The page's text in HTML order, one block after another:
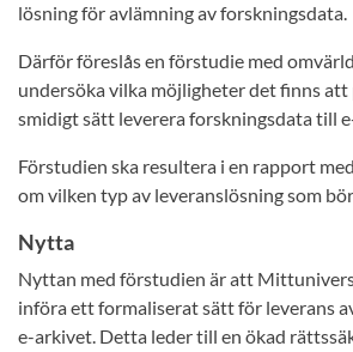
lösning för avlämning av forskningsdata.
Därför föreslås en förstudie med
undersöka vilka möjligheter det finns att
smidigt sätt leverera forskningsdata till
Förstudien ska resultera i en rapport
om vilken typ av leveranslösning som
Nytta
Nyttan med förstudien är att
införa ett formaliserat sätt för leverans
e-arkivet. Detta leder till en ökad